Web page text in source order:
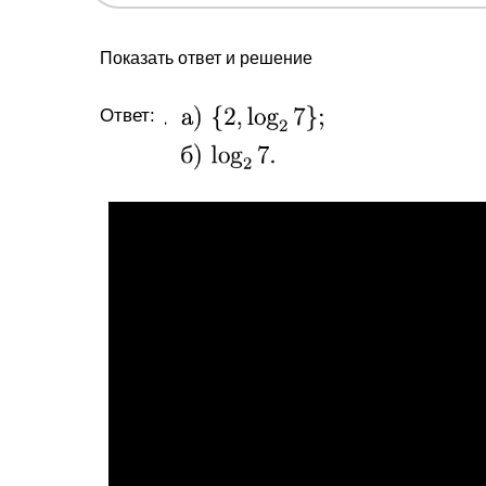
Показать ответ и решение
Ответ: